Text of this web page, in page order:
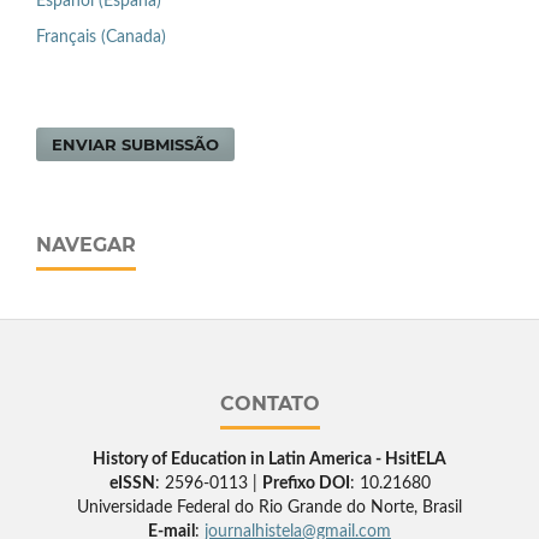
Français (Canada)
ENVIAR SUBMISSÃO
NAVEGAR
CONTATO
History of Education in Latin America - HsitELA
eISSN : 2596-0113 | Prefixo DOI : 10.21680
Universidade Federal do Rio Grande do Norte, Brasil
E-mail : journalhistela@gmail.com